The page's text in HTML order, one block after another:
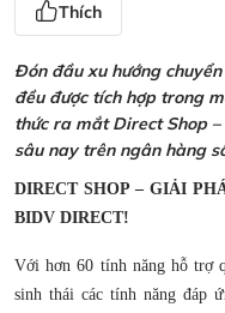
Thích
Đón đầu xu hướng
đều được tích hợp trong
thức ra mắt Direct Shop
sâu nay trên ngân hàng
DIRECT SHOP – GIẢI
BIDV DIRECT!
Với hơn 60 tính năng hỗ trợ
sinh thái các tính năng đáp